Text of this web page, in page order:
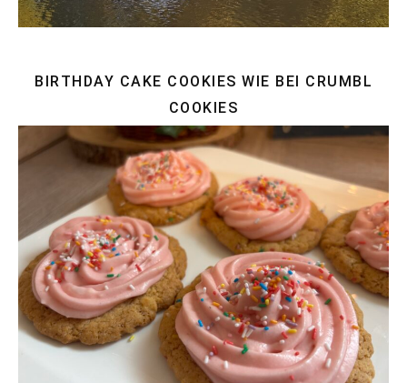
BIRTHDAY CAKE COOKIES WIE BEI CRUMBL
COOKIES